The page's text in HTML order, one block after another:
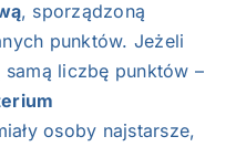
, sporządzoną
punktów. Jeżeli
liczbę punktów –
osoby najstarsze,